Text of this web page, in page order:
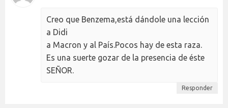
Creo que Benzema,está dándole una lección
a Didi
a Macron y al País.Pocos hay de esta raza.
Es una suerte gozar de la presencia de éste
SEÑOR.
Responder